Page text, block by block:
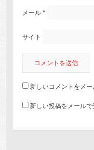
メール *
サイト
新しいコメントをメー
新しい投稿をメールで